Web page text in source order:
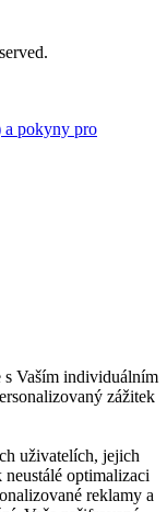
a pokyny pro
s Vaším individuálním
zážitek
uživatelích, jejich
optimalizaci
reklamy a